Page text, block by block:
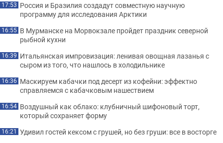
17:53 Россия и Бразилия создадут совместную научную
программу для исследования Арктики
16:55 В Мурманске на Морвокзале пройдет праздник северной
рыбной кухни
16:39 Итальянская импровизация: ленивая овощная лазанья с
сыром из того, что нашлось в холодильнике
16:36 Маскируем кабачки под десерт из кофейни: эффектно
справляемся с кабачковым нашествием
16:54 Воздушный как облако: клубничный шифоновый торт,
который сохраняет форму
16:21 Удивил гостей кексом с грушей, но без груши: все в восторге